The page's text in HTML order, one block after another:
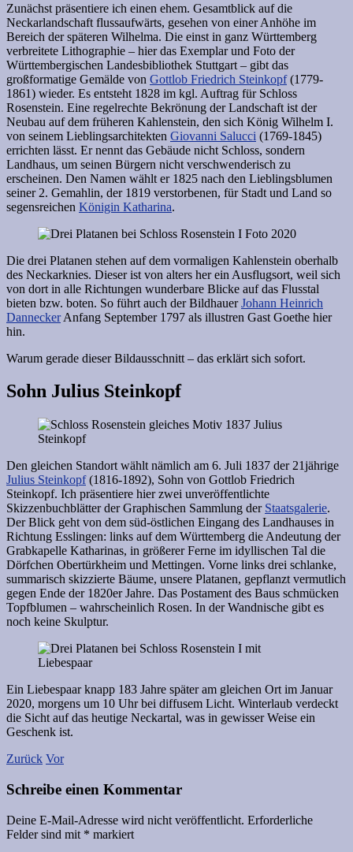
Zunächst präsentiere ich einen ehem. Gesamtblick auf die
Neckarlandschaft flussaufwärts, gesehen von einer Anhöhe im
Bereich der späteren Wilhelma. Die einst in ganz Württemberg
verbreitete Lithographie – hier das Exemplar und Foto der
Württembergischen Landesbibliothek Stuttgart – gibt das
großformatige Gemälde von Gottlob Friedrich Steinkopf(1779-
1861) wieder. Es entsteht 1828 im kgl. Auftrag für Schloss
Rosenstein. Eine regelrechte Bekrönung der Landschaft ist der
Neubau auf dem früheren Kahlenstein, den sich König Wilhelm I.
von seinem Lieblingsarchitekten Giovanni Salucci (1769-1845)
errichten lässt. Er nennt das Gebäude nicht Schloss, sondern
Landhaus, um seinen Bürgern nicht verschwenderisch zu
erscheinen. Den Namen wählt er 1825 nach den Lieblingsblumen
seiner 2. Gemahlin, der 1819 verstorbenen, für Stadt und Land so
segensreichen Königin Katharina.
Die drei Platanen stehen auf dem vormaligen Kahlenstein oberhalb
des Neckarknies. Dieser ist von alters her ein Ausflugsort, weil sich
von dort in alle Richtungen wunderbare Blicke auf das Flusstal
bieten bzw. boten. So führt auch der BildhauerJohann Heinrich
DanneckerAnfang September 1797 als illustren Gast Goethe hier
hin.
Warum gerade dieser Bildausschnitt – das erklärt sich sofort.
Sohn Julius Steinkopf
Den gleichen Standort wählt nämlich am 6. Juli 1837 der 21jährige
Julius Steinkopf(1816-1892), Sohn von Gottlob Friedrich
Steinkopf. Ich präsentiere hier zwei unveröffentlichte
Skizzenbuchblätter der Graphischen Sammlung der Staatsgalerie.
Der Blick geht von dem süd-östlichen Eingang des Landhauses in
Richtung Esslingen: links auf dem Württemberg die Andeutung der
Grabkapelle Katharinas, in größerer Ferne im idyllischen Tal die
Dörfchen Obertürkheim und Mettingen. Vorne links drei schlanke,
summarisch skizzierte Bäume, unsere Platanen, gepflanzt vermutlich
gegen Ende der 1820er Jahre. Das Postament des Baus schmücken
Topfblumen – wahrscheinlich Rosen. In der Wandnische gibt es
noch keine Skulptur.
Ein Liebespaar knapp 183 Jahre später am gleichen Ort im Januar
2020, morgens um 10 Uhr bei diffusem Licht. Winterlaub verdeckt
die Sicht auf das heutige Neckartal, was in gewisser Weise ein
Geschenk ist.
Zurück Vor
Schreibe einen Kommentar
Deine E-Mail-Adresse wird nicht veröffentlicht. Erforderliche
Felder sind mit * markiert